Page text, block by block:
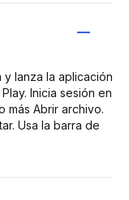
y lanza la aplicación
Inicia sesión en
más Abrir archivo.
Usa la barra de